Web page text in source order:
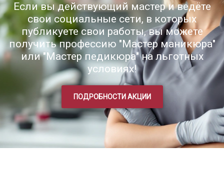
Если вы действующий мастер и ведёте
свои социальные сети, в которых
публикуете свои работы, вы можете
получить профессию "Мастер маникюра"
или "Мастер педикюра" на льготных
условиях!
ПОДРОБНОСТИ АКЦИИ